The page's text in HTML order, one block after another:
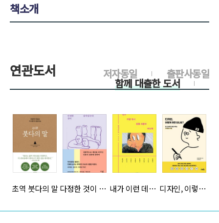
책소개
연관도서 출판사동일
저자동일
함께 대출한 도서
>
초역 붓다의 말
>
다정한 것이 살아남는다
>
내가 이런 데서 일할 사람이 아닌데
>
디자인, 이렇게 하면 되나요?